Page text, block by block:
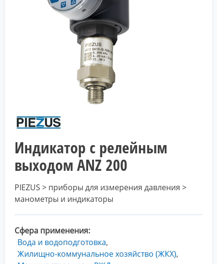
Индикатор с релейным
выходом ANZ 200
PIEZUS > приборы для измерения давления >
манометры и индикаторы
Сфера применения
Вода и водоподготовка
Жилищно-коммунальное хозяйство (ЖКХ)